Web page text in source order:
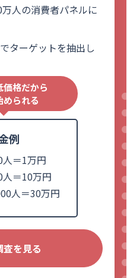
価格だから
められる
例
＝1万円
＝10万円
人＝30万円
査を見る
人の消費者パネルに
ターゲットを抽出し